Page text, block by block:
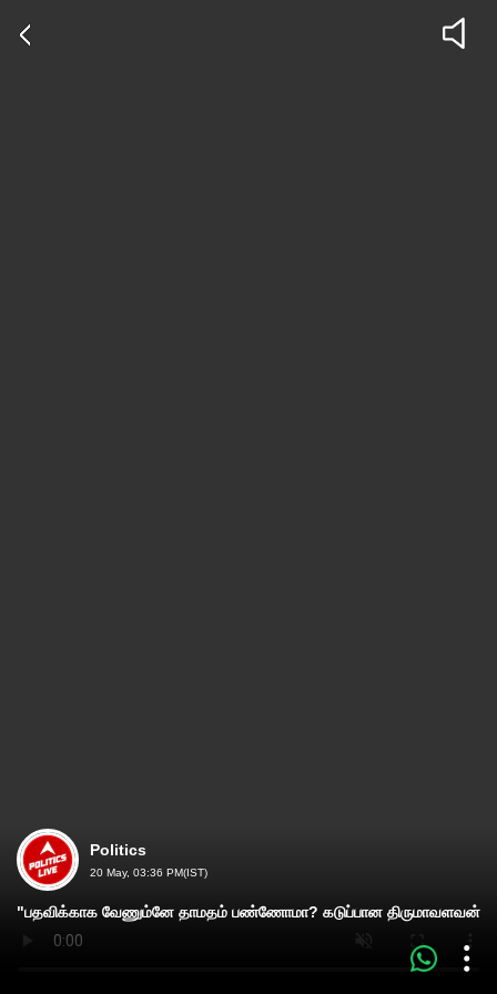
Politics
20 May, 03:36 PM(IST)
"பதவிக்காக வேணும்னே தாமதம் பண்ணோமா? கடுப்பான திருமாவளவன்